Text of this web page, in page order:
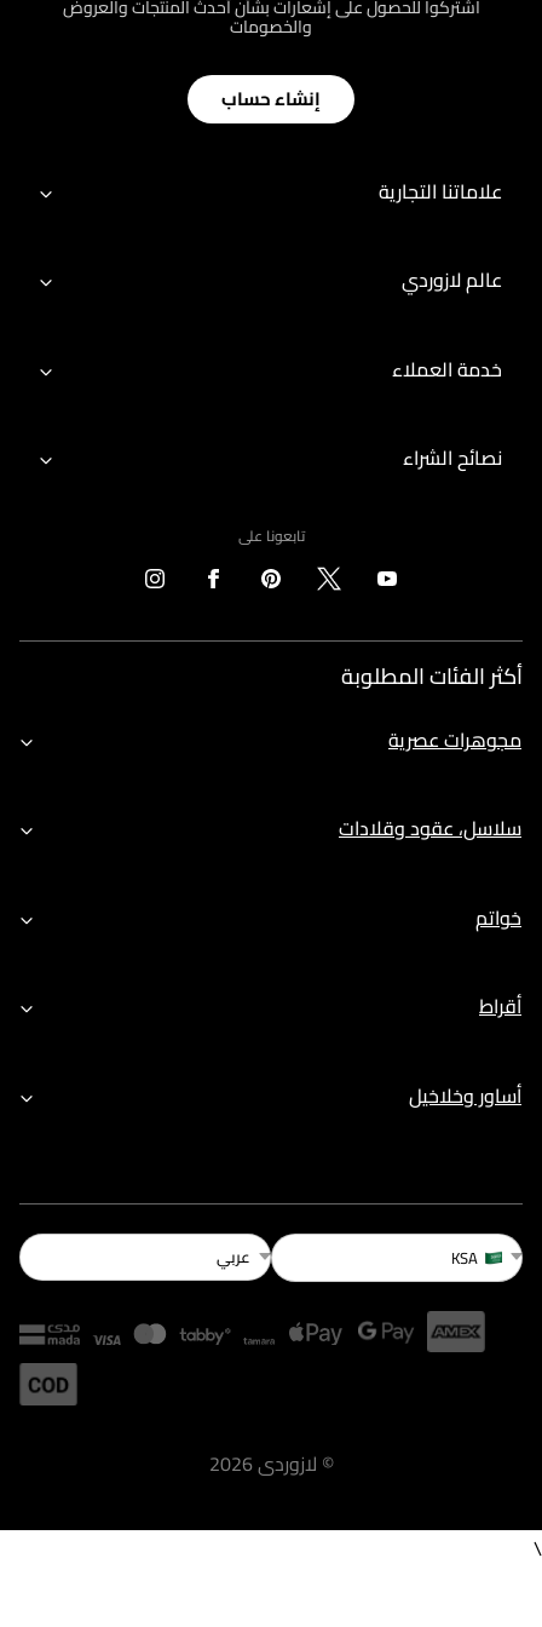
اشتركوا للحصول على إشعارات بشأن أحدث المنتجات والعروض
والخصومات
إنشاء حساب
علاماتنا التجارية
عالم لازوردي
خدمة العملاء
نصائح الشراء
تابعونا على
أكثر الفئات المطلوبة
مجوهرات عصرية
سلاسل، عقود وقلادات
خواتم
أقراط
أساور وخلاخيل
KSA عربي
© لازوردى2026
\